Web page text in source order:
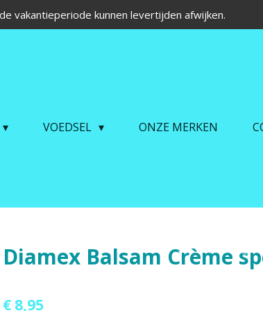
vakantieperiode kunnen levertijden afwijken.
VOEDSEL ONZE MERKEN
Diamex Balsam Crème
€ 8,95